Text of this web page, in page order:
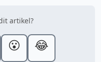
artikel?
😮 😂